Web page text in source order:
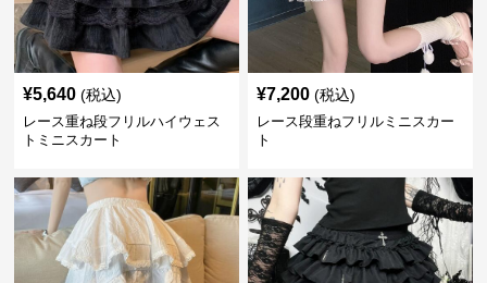
¥5,640 (税込)
レース重ね段フリルハイウェス
トミニスカート
¥7,200 (税込)
レース段重ねフリルミニスカー
ト